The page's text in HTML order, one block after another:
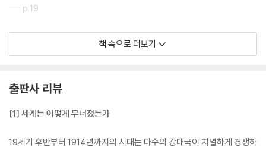
--- p.19
"1870~1914년, 독일은 거의 무無에서 세계 유수의 강대국 중 하나로 부
상했다. 오늘날의 중국과 다소 비슷한 모습이었다."
"오늘날 중국의 구매력 기준 GDP는 33조 달러로 28조 달러인 미국을 추
월했다. 중국은 세계 최대의 무역 경제국이자 세계 최대의 수출국이며, 12
--- p.70
책 속으로 더보기
출판사 리뷰
[1] 세계는 어떻게 무너졌는가
19세기 후반부터 1914년까지의 시대는 다수의 강대국이 치열하게 경쟁하